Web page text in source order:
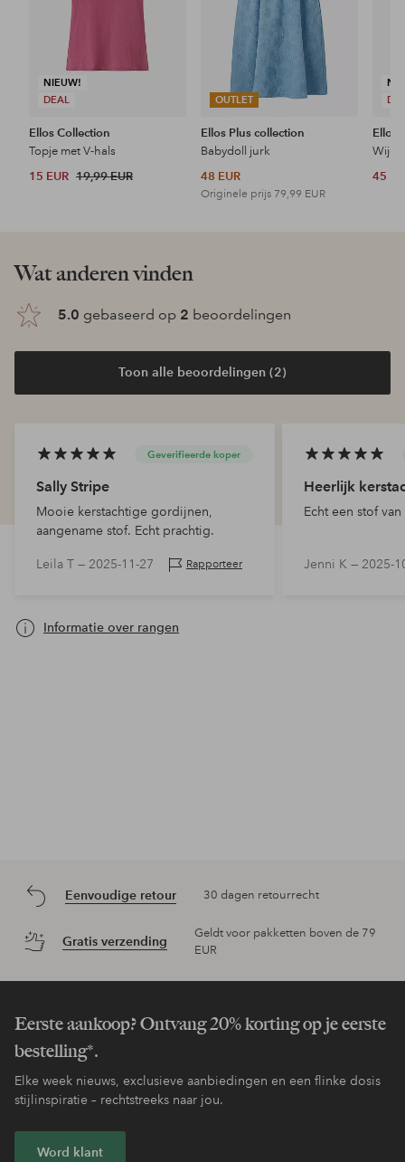
NIEUW!
DEAL
Ellos Collection
Topje met V-hals
15 EUR 19,99 EUR
OUTLET
Ellos Plus collection
Babydoll jurk
48 EUR
Originele prijs 79,99 EUR
Ellos
45
Wat anderen vinden
5.0 gebaseerd op 2 beoordelingen
Toon alle beoordelingen (2)
Geverifieerde koper
Sally Stripe
Mooie kerstachtige gordijnen,
aangename stof. Echt prachtig.
Leila T — 2025-11-27 Rapporteer
Heerlijk
Echt een stof
Jenni K — 2025-
Informatie over rangen
Eenvoudige retour 30 dagen retourrecht
Gratis verzending
Geldt voor pakketten boven de 79
EUR
Eerste aankoop? Ontvang 20% korting op je eerste
bestelling*.
Elke week nieuws, exclusieve aanbiedingen en een flinke dosis
stijlinspiratie – rechtstreeks naar jou.
Word klant